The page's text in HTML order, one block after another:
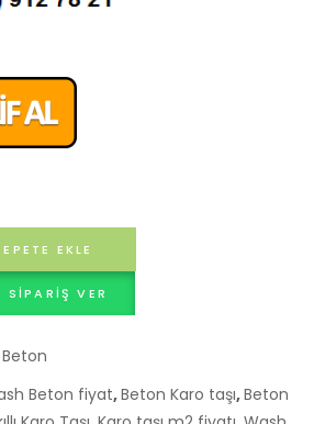
EKLE
SIPARIŞ VER
Beton fiyat,Beton Karo taşı,Beton